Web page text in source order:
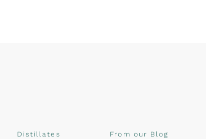
Distillates From our Blog